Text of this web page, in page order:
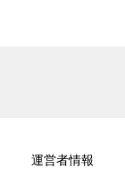
運営者情報